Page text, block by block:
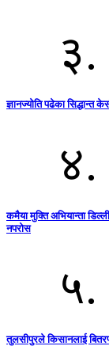
३.
ज्ञानज्योति पढेका सिद्धान्त
४.
कमैया मुक्ति अभियान्ता
नपरोस
५.
तुलसीपुरले किसानलाई